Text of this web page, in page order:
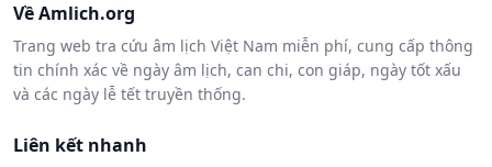
Về Amlich.org
Trang web tra cứu âm lịch Việt Nam miễn phí, cung cấp thông
tin chính xác về ngày âm lịch, can chi, con giáp, ngày tốt xấu
và các ngày lễ tết truyền thống.
Liên kết nhanh